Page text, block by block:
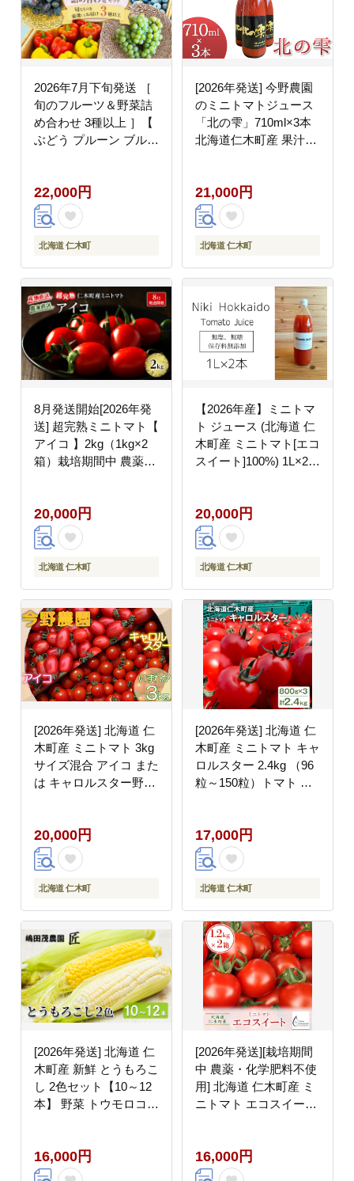
2026年7月下旬発送 ［
旬のフルーツ＆野菜詰
め合わせ 3種以上 ］【
ぶどう プルーン ブルー
トマト 野菜 果物 フル
ーツ 新鮮 北海道産 仁
木町産 北海道野菜 】
[株式会社NATICA]
22,000円
北海道 仁木町
[2026年発送] 今野農園
のミニトマトジュース
「北の雫」710ml×3本
北海道仁木町産 果汁飲
[今野農園]
21,000円
北海道 仁木町
8月発送開始[2026年発
送] 超完熟ミニトマト【
アイコ 】2kg（1kg×2
箱）栽培期間中 農薬・
野菜 北海道 仁木町 [ア
イコファーム]
20,000円
北海道 仁木町
【2026年産】ミニトマ
ト ジュース (北海道 仁
木町産 ミニトマト[エコ
スイート]100%) 1L×2本
薬・化学肥料不使用 】
野菜飲料 ジュース トマ
ト [Farm Watanabe]
20,000円
北海道 仁木町
[2026年発送] 北海道 仁
木町産 ミニトマト 3kg
サイズ混合 アイコ また
は キャロルスター野菜
20,000円
北海道 仁木町
[2026年発送] 北海道 仁
木町産 ミニトマト キャ
ロルスター 2.4kg （96
粒～150粒）トマト 野
お弁当 家庭用 子供に人
気 リコピン [REDA
FARM]
17,000円
北海道 仁木町
[2026年発送] 北海道 仁
木町産 新鮮 とうもろこ
し 2色セット【10～12
本】 野菜 トウモロコシ
16,000円
[2026年発送][栽培期間
中 農薬・化学肥料不使
用] 北海道 仁木町産 ミ
ニトマト エコスイート
[Farm Watanabe]
16,000円